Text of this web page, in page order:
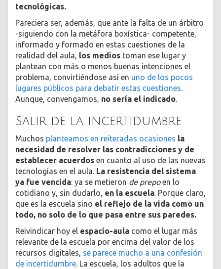
tecnológicas.
Pareciera ser, además, que ante la falta de un árbitro
-siguiendo con la metáfora boxística- competente,
informado y formado en estas cuestiones de la
realidad del aula, los medios toman ese lugar y
plantean con más o menos buenas intenciones el
problema, convirtiéndose así en uno de los pocos
lugares públicos para debatir estas cuestiones
Aunque, convengamos, no sería el indicado
Salir de la incertidumbre
Muchos planteamos en reiteradas ocasiones la
necesidad de resolver las contradicciones y de
establecer acuerdos en cuanto al uso de las nuevas
tecnologías en el aula. La resistencia del sistema
ya fue vencida: ya se metieron de prepoen lo
cotidiano y, sin dudarlo, en la escuela. Porque claro,
que es la escuela sino el reflejo de la vida como un
todo, no solo de lo que pasa entre sus paredes.
Reivindicar hoy el espacio-aula como el lugar más
relevante de la escuela por encima del valor de los
recursos digitales, se parece mucho a una confesión
de incertidumbre . La escuela, los adultos que la